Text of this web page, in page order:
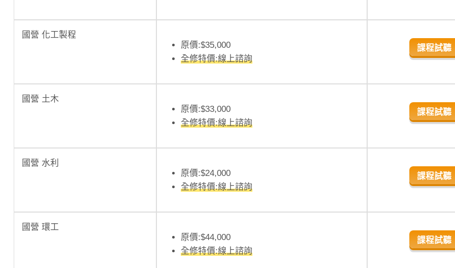
國營 化工製程
原價:$35,000
全修特價:線上諮詢
課程試聽
國營 土木
原價:$33,000
全修特價:線上諮詢
課程試聽
國營 水利
原價:$24,000
全修特價:線上諮詢
課程試聽
國營 環工
原價:$44,000
全修特價:線上諮詢
課程試聽